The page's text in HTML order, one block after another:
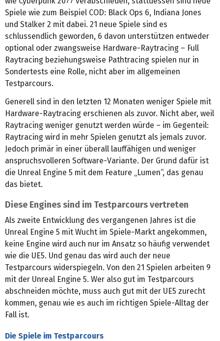
Spiele wie zum Beispiel COD: Black Ops 6, Indiana Jones
und Stalker 2 mit dabei. 21 neue Spiele sind es
schlussendlich geworden, 6 davon unterstützen entweder
optional oder zwangsweise Hardware-Raytracing – Full
Raytracing beziehungsweise Pathtracing spielen nur in
Sondertests eine Rolle, nicht aber im allgemeinen
Testparcours.
Generell sind in den letzten 12 Monaten weniger Spiele mit
Hardware-Raytracing erschienen als zuvor. Nicht aber, weil
Raytracing weniger genutzt werden würde – im Gegenteil:
Raytracing wird in mehr Spielen genutzt als jemals zuvor.
Jedoch primär in einer überall lauffähigen und weniger
anspruchsvolleren Software-Variante. Der Grund dafür ist
die Unreal Engine 5 mit dem Feature „Lumen“, das genau
das bietet.
Diese Engines sind im Testparcours vertreten
Als zweite Entwicklung des vergangenen Jahres ist die
Unreal Engine 5 mit Wucht im Spiele-Markt angekommen,
keine Engine wird auch nur im Ansatz so häufig verwendet
wie die UE5. Und genau das wird auch der neue
Testparcours widerspiegeln. Von den 21 Spielen arbeiten 9
mit der Unreal Engine 5. Wer also gut im Testparcours
abschneiden möchte, muss auch gut mit der UE5 zurecht
kommen, genau wie es auch im richtigen Spiele-Alltag der
Fall ist.
Die Spiele im Testparcours